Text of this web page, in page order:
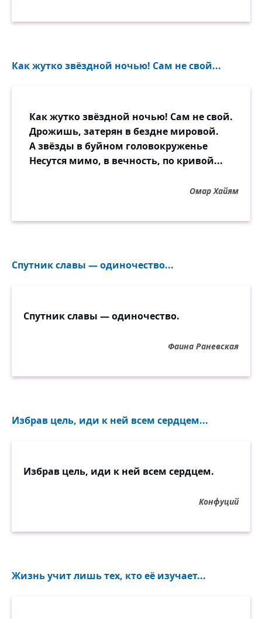
Как жутко звёздной ночью! Сам не свой...
Как жутко звёздной ночью! Сам не свой.
Дрожишь, затерян в бездне мировой.
А звёзды в буйном головокруженье
Несутся мимо, в вечность, по кривой...
Омар Хайям
Спутник славы — одиночество...
Спутник славы — одиночество.
Фаина Раневская
Избрав цель, иди к ней всем сердцем...
Избрав цель, иди к ней всем сердцем.
Конфуций
Жизнь учит лишь тех, кто её изучает...